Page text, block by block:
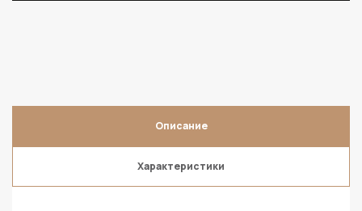
Описание
Характеристики